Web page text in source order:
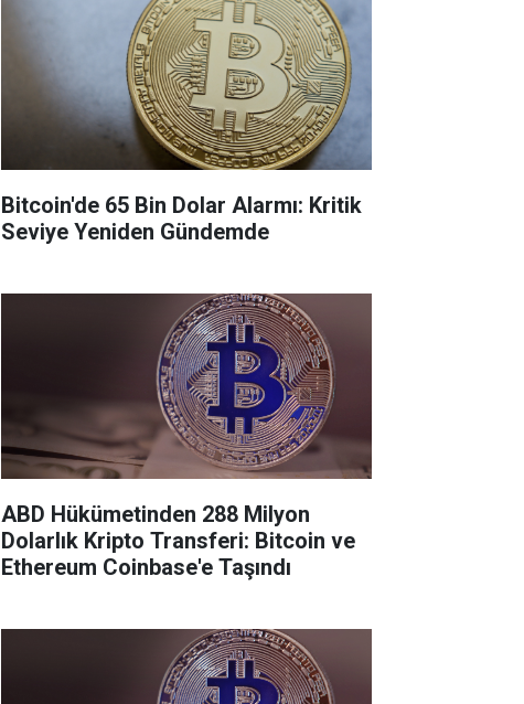
Bitcoin'de 65 Bin Dolar Alarmı: Kritik
Seviye Yeniden Gündemde
ABD Hükümetinden 288 Milyon
Dolarlık Kripto Transferi: Bitcoin ve
Ethereum Coinbase'e Taşındı